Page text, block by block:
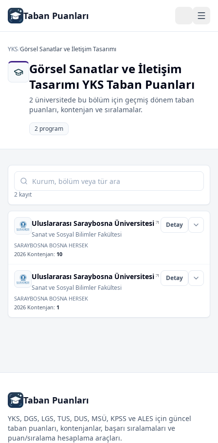
Taban Puanları
YKS/Görsel Sanatlar ve İletişim Tasarımı
Görsel Sanatlar ve İletişim
Tasarımı YKS Taban Puanları
2 üniversitede bu bölüm için geçmiş dönem taban
puanları, kontenjan ve sıralamalar.
2 program
Tabloda ara
2 kayıt
Uluslararası Saraybosna Üniversitesi
Sanat ve Sosyal Bilimler Fakültesi
Detay
SARAYBOSNA BOSNA HERSEK
2026 Kontenjan: 10
Uluslararası Saraybosna Üniversitesi
Sanat ve Sosyal Bilimler Fakültesi
Detay
SARAYBOSNA BOSNA HERSEK
2026 Kontenjan: 1
Taban Puanları
YKS, DGS, LGS, TUS, DUS, MSÜ, KPSS ve ALES için güncel
taban puanları, kontenjanlar, başarı sıralamaları ve
puan/sıralama hesaplama araçları.